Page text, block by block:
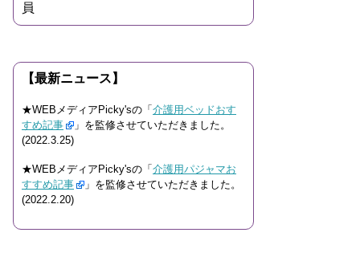
員
【最新ニュース】
★WEBメディアPicky'sの「 介護用ベッドおす
すめ記事
」を監修させていただきました。
(2022.3.25)
★WEBメディアPicky'sの「 介護用パジャマお
すすめ記事
」を監修させていただきました。
(2022.2.20)